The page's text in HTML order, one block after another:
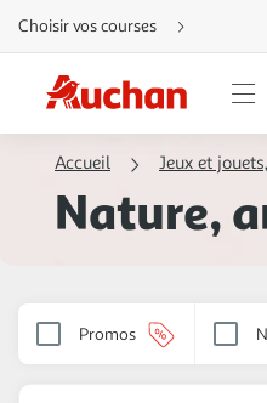
Aller
directement
au
Aller
directement
à
la
Aller
navigation
besoin
Choisir vos courses
Accueil Jeux et
Nature,
Promos